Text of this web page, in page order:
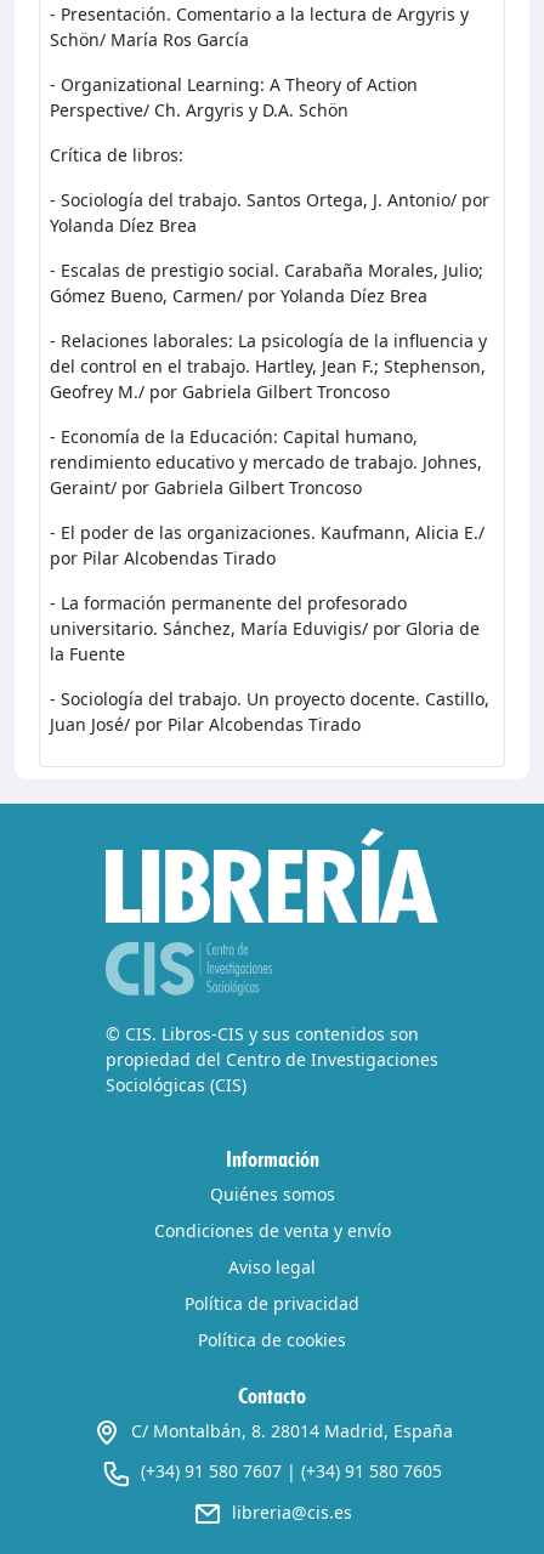
- Presentación. Comentario a la lectura de Argyris y
Schön/ María Ros García
- Organizational Learning: A Theory of Action
Perspective/ Ch. Argyris y D.A. Schön
Crítica de libros:
- Sociología del trabajo. Santos Ortega, J. Antonio/ por
Yolanda Díez Brea
- Escalas de prestigio social. Carabaña Morales, Julio;
Gómez Bueno, Carmen/ por Yolanda Díez Brea
- Relaciones laborales: La psicología de la influencia y
del control en el trabajo. Hartley, Jean F.; Stephenson,
Geofrey M./ por Gabriela Gilbert Troncoso
- Economía de la Educación: Capital humano,
rendimiento educativo y mercado de trabajo. Johnes,
Geraint/ por Gabriela Gilbert Troncoso
- El poder de las organizaciones. Kaufmann, Alicia E./
por Pilar Alcobendas Tirado
- La formación permanente del profesorado
universitario. Sánchez, María Eduvigis/ por Gloria de
la Fuente
- Sociología del trabajo. Un proyecto docente. Castillo,
Juan José/ por Pilar Alcobendas Tirado
© CIS. Libros-CIS y sus contenidos son
propiedad del Centro de Investigaciones
Sociológicas (CIS)
Información
Quiénes somos
Condiciones de venta y envío
Aviso legal
Política de privacidad
Política de cookies
Contacto
C/ Montalbán, 8. 28014 Madrid, España
(+34) 91 580 7607 | (+34) 91 580 7605
libreria@cis.es